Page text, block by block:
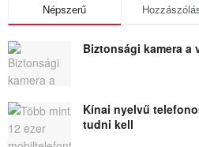
Népszerű
Biztonsági kamera a
Kínai nyelvű
tudni kell